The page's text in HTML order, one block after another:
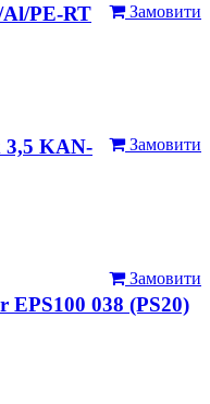
Замовити
PE-RT
Замовити
3,5 KAN-
Замовити
EPS100 038 (PS20)